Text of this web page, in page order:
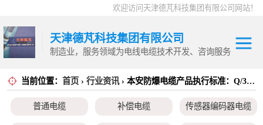
欢迎访问天津德芃科技集团有限公司网站！
天津德芃科技集团有限公司
制造业，服务领域为电线电缆技术开发、咨询服务
当前位置： 首页 › 行业资讯› 本安防爆电缆产品执行标准：Q/3210HL01-93，英国BS5308
普通电缆 补偿电缆 传感器编码器电缆
普通电缆
补偿电缆
电力电缆
控制电缆